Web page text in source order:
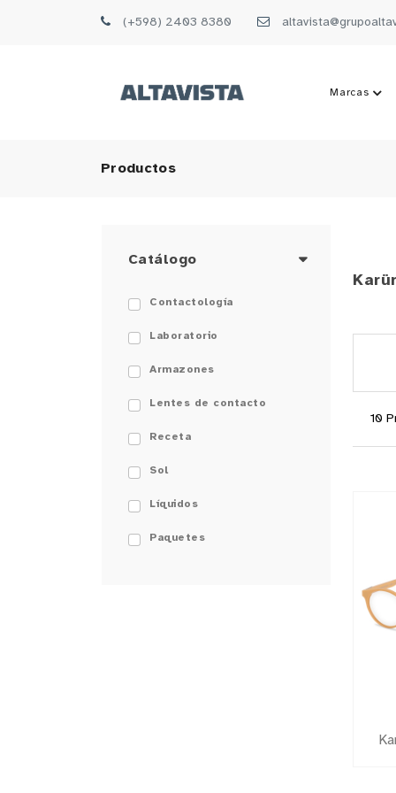
(+598) 2403 8380
Marcas
Productos
Catálogo
Contactología
Laboratorio
Armazones
Lentes de contacto
Receta
Sol
Líquidos
Paquetes